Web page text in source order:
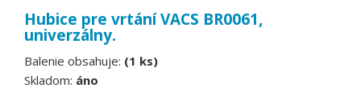
Hubice pre vrtání VACS BR0061,
univerzálny.
Balenie obsahuje: (1 ks)
Skladom: áno